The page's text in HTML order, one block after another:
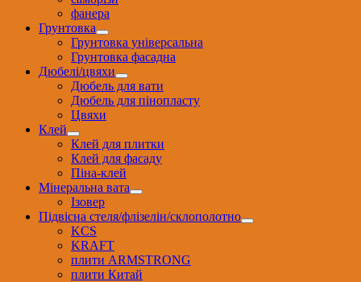
фанера
Грунтовка
Грунтовка універсальна
Грунтовка фасадна
Дюбелі/цвяхи
Дюбель для вати
Дюбель для пінопласту
Цвяхи
Клей
Клей для плитки
Клей для фасаду
Піна-клей
Мінеральна вата
Ізовер
Підвісна стеля/флізелін/склополотно
KCS
KRAFT
плити ARMSTRONG
плити Китай